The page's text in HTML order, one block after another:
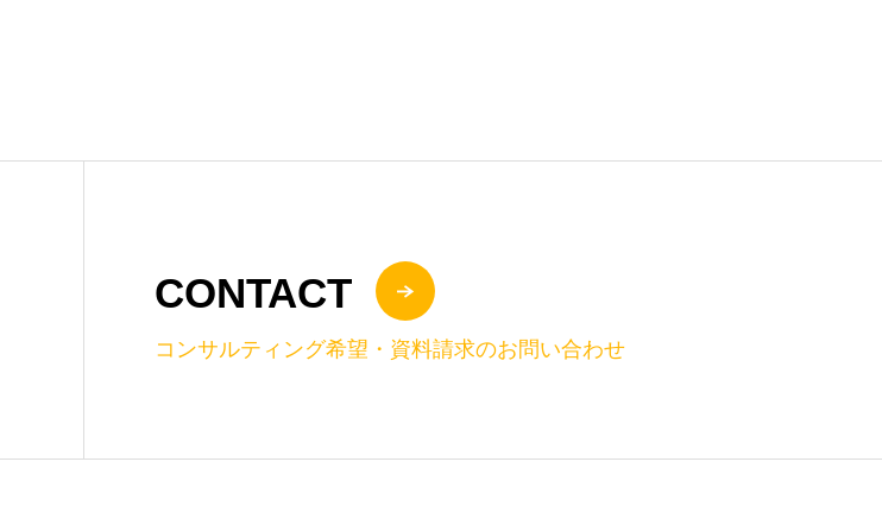
CONTACT
コンサルティング希望・資料請求のお問い合わせ